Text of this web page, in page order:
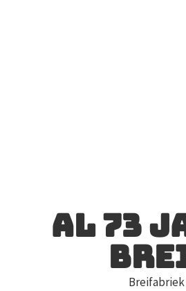
Al 73